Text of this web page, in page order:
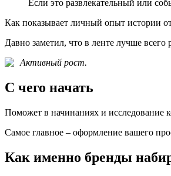
Если это развлекательный или
Как показывает личный опыт истории
Давно заметил, что в ленте лучше
Активный рост.
С чего начать
Поможет в начинаниях и исследование
Самое главное – оформление вашего
Как именно бренды